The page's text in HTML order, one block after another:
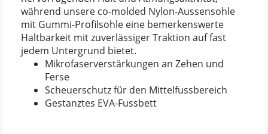
während unsere co-molded Nylon-Aussensohle
mit Gummi-Profilsohle eine bemerkenswerte
Haltbarkeit mit zuverlässiger Traktion auf fast
jedem Untergrund bietet.
Mikrofaserverstärkungen an Zehen und
Ferse
Scheuerschutz für den Mittelfussbereich
Gestanztes EVA-Fussbett